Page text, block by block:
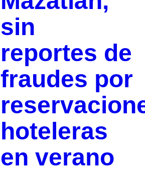
sin
reportes de
fraudes por
hoteleras
en verano